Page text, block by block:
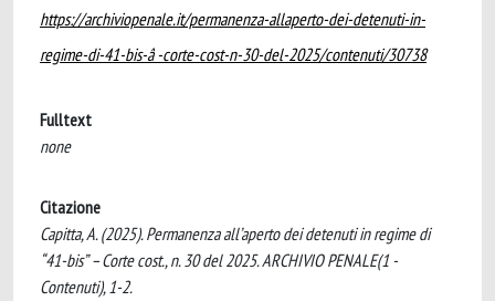
https://archiviopenale.it/permanenza-allaperto-dei-detenuti-in-
regime-di-41-bis-â -corte-cost-n-30-del-2025/contenuti/30738
Fulltext
none
Citazione
Capitta, A. (2025). Permanenza all’aperto dei detenuti in regime di
“41-bis” – Corte cost., n. 30 del 2025. ARCHIVIO PENALE(1 -
Contenuti), 1-2.